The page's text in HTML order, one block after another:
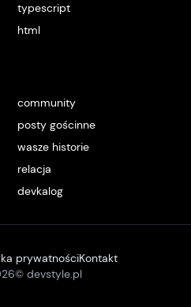
typescript
html
community
posty gościnne
wasze historie
relacja
devkalog
© devstyle.pl
prywatnościKontakt